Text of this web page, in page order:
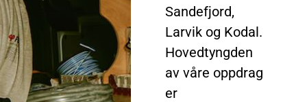
Sandefjord,
Larvik og Kodal.
Hovedtyngden
av våre oppdrag
er